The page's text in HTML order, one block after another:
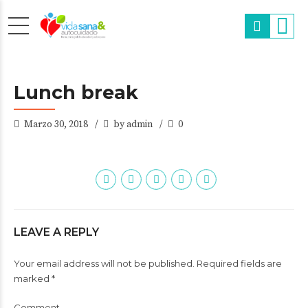
Lunch break
Marzo 30, 2018 by admin 0
LEAVE A REPLY
Your email address will not be published. Required fields are
marked *